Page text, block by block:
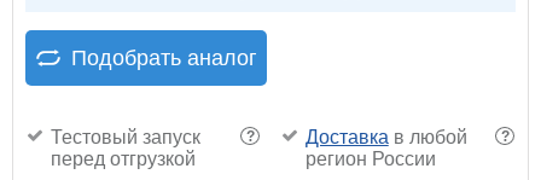
Подобрать аналог
?
Тестовый запуск
перед отгрузкой
?
Доставка в любой
регион России